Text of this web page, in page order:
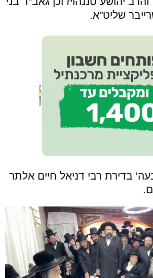
שליט"א.
בדירת רבי דניאל חיים אלתר